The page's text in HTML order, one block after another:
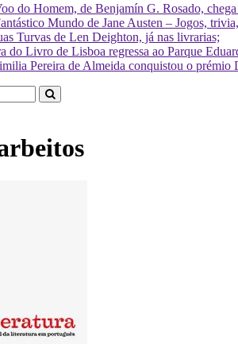
do Homem, de Benjamín G. Rosado,
Mundo de Jane Austen – Jogos,
Turvas de Len Deighton, já nas livrarias;
do Livro de Lisboa regressa ao Parque
Pereira de Almeida conquistou o